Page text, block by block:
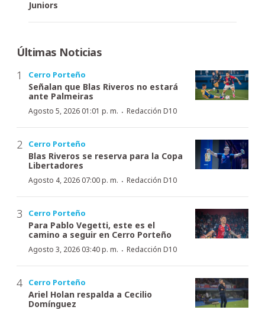
Juniors
Últimas Noticias
Cerro Porteño
Señalan que Blas Riveros no estará
ante Palmeiras
Agosto 5, 2026 01:01 p. m. · Redacción D10
Cerro Porteño
Blas Riveros se reserva para la Copa
Libertadores
Agosto 4, 2026 07:00 p. m. · Redacción D10
Cerro Porteño
Para Pablo Vegetti, este es el
camino a seguir en Cerro Porteño
Agosto 3, 2026 03:40 p. m. · Redacción D10
Cerro Porteño
Ariel Holan respalda a Cecilio
Domínguez